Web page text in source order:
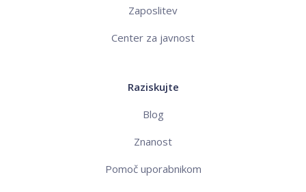
Zaposlitev
Center za javnost
Raziskujte
Blog
Znanost
Pomoč uporabnikom